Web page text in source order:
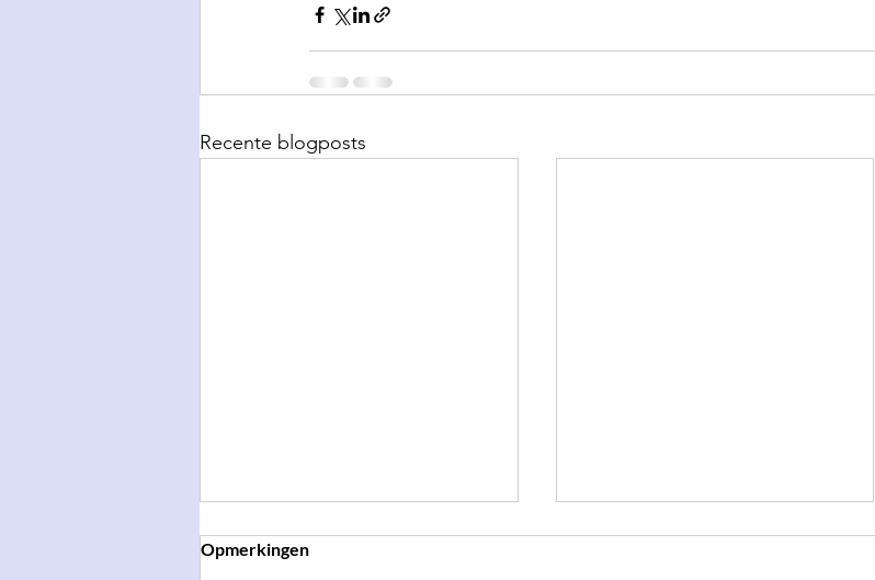
Recente blogposts
Opmerkingen